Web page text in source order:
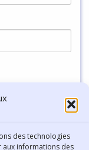
des technologies
aux informations des